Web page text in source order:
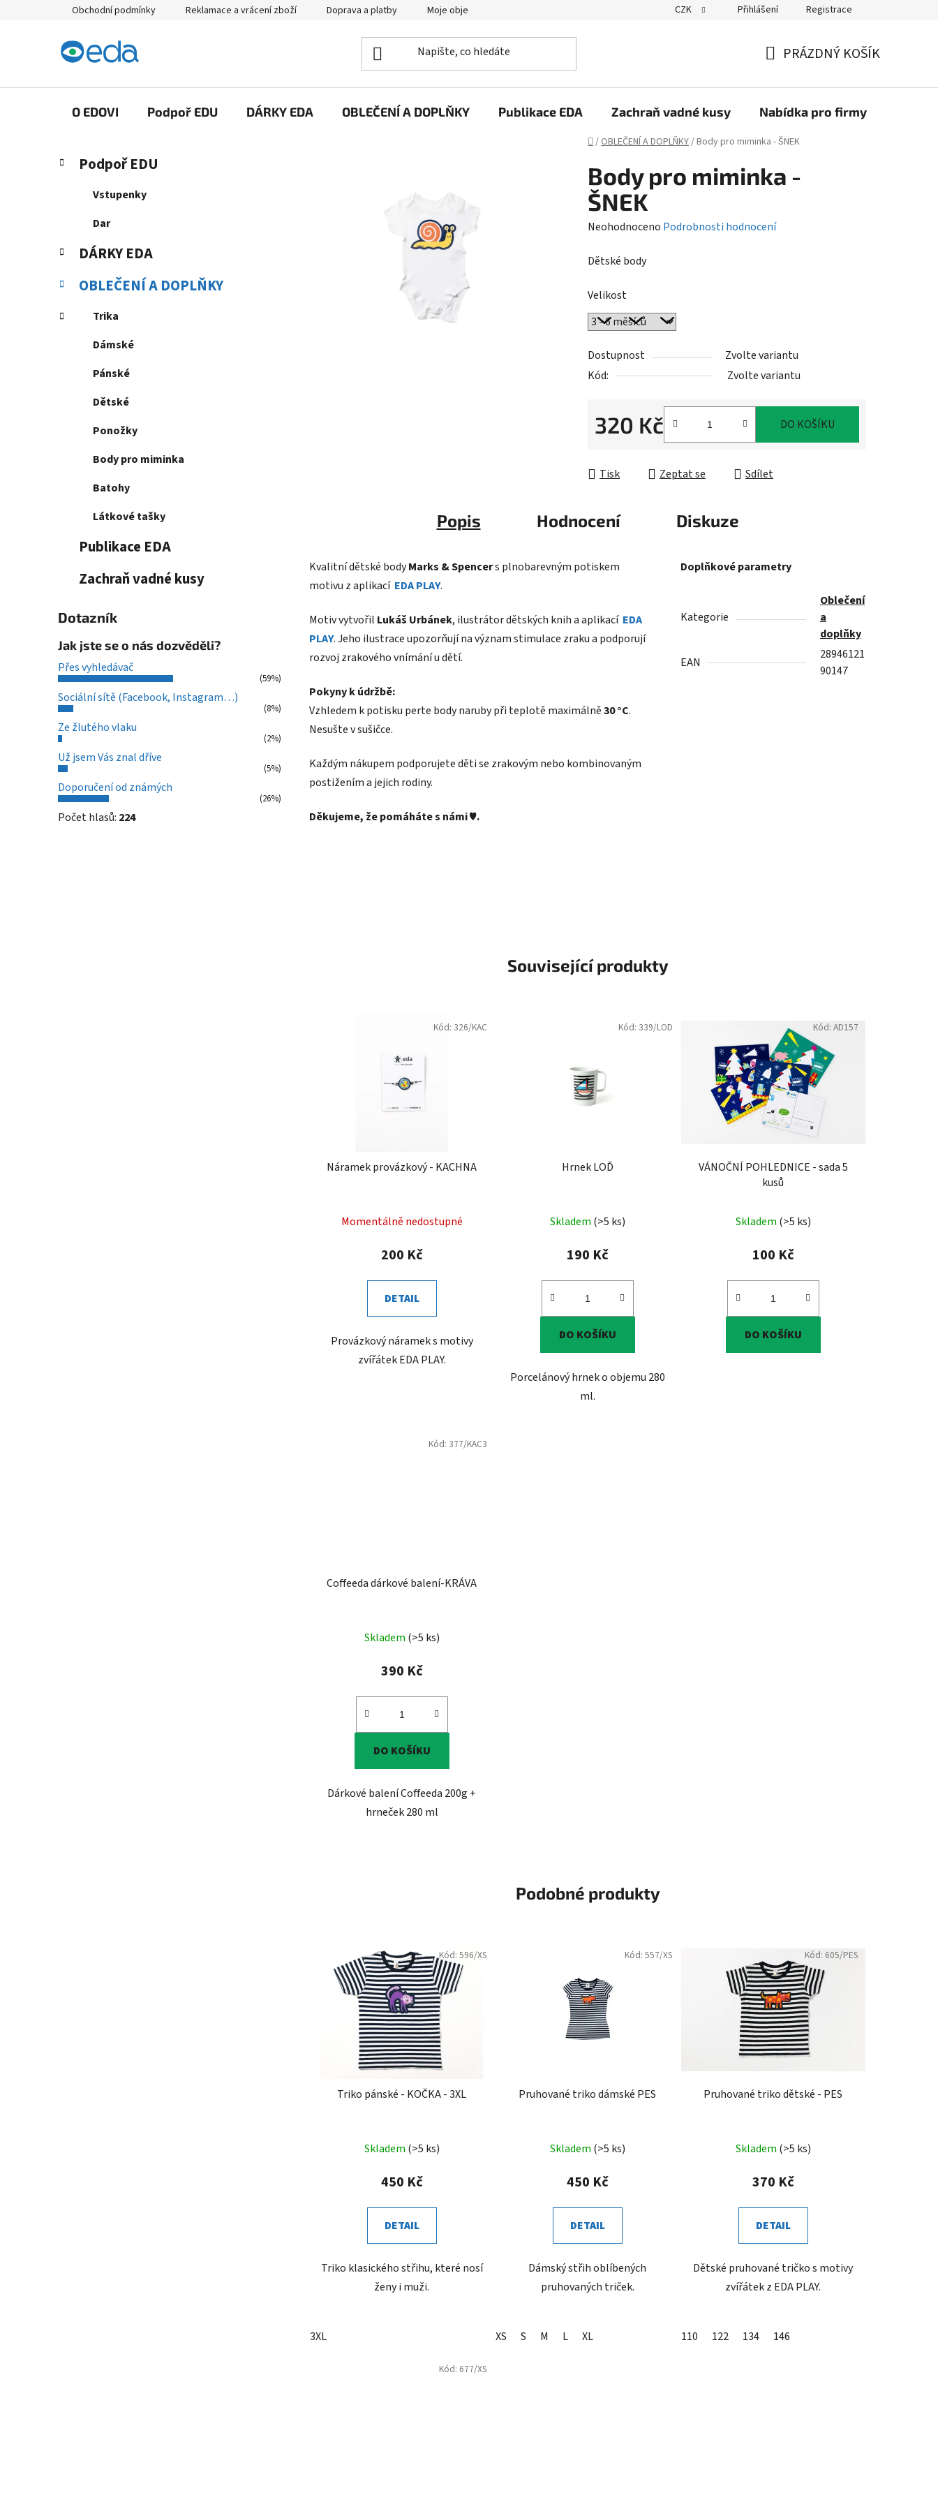
Obchodní podmínky Reklamace a vrácení zboží Doprava a platby Moje objednávka CZK Přihlášení Registrace
KOŠÍK
PRÁZDNÝ KOŠÍK
O EDOVI Podpoř EDU DÁRKY EDA OBLEČENÍ A DOPLŇKY Publikace EDA Zachraň vadné kusy Nabídka pro firmy
Domů
/OBLEČENÍ A DOPLŇKY/Body pro miminka - ŠNEK
P
a
n
p
Přeskočit
kategorie
K
a
r
e
Podpoř EDU
Vstupenky
Dar
DÁRKY EDA
OBLEČENÍ A DOPLŇKY
Trika
Dámské
Pánské
Dětské
Ponožky
Body pro miminka
Batohy
Látkové tašky
Publikace EDA
Zachraň vadné kusy
Dotazník
Jak jste se o nás dozvěděli?
Přes vyhledávač
(59%)
Sociální sítě (Facebook, Instagram…)
(8%)
Ze žlutého vlaku
(2%)
Už jsem Vás znal dříve
(5%)
Doporučení od známých
(26%)
Počet hlasů: 224
Body pro miminka -
ŠNEK
Průměrné
produktu
0,0
z
hvězdiček.
Neohodnoceno Podrobnosti hodnocení
Dětské body
Velikost
Dostupnost
Zvolte variantu
Kód:
Zvolte variantu
320 Kč DO KOŠÍKU
Tisk Zeptat se Sdílet
Popis Hodnocení Diskuze
Kvalitní dětské bodyMarks & Spencers plnobarevným potiskem
motivu z aplikací EDA PLAY.
Motiv vytvořil Lukáš Urbánek, ilustrátor dětských knih a aplikací EDA
PLAY. Jeho ilustrace upozorňují na význam stimulace zraku a podporují
rozvoj zrakového vnímání u dětí.
Pokyny k údržbě:
Vzhledem k potisku perte body naruby při teplotě maximálně30 °C.
Nesušte v sušičce.
Každým nákupem podporujete děti se zrakovým nebo kombinovaným
postižením a jejich rodiny.
Děkujeme, že pomáháte s námi♥.
Doplňkové parametry
Kategorie
Oblečení
a
doplňky
EAN
28946121
90147
Související produkty
Náramek provázkový - KACHNA
Momentálně nedostupné
200 Kč
DETAIL
Provázkový náramek s motivy
zvířátek EDA PLAY.
Kód: 326/KAC
Hrnek LOĎ
Skladem (>5 ks)
190 Kč
DO KOŠÍKU
Porcelánový hrnek o objemu 280
ml.
Kód: 339/LOD
VÁNOČNÍ POHLEDNICE - sada 5
kusů
Skladem (>5 ks)
100 Kč
DO KOŠÍKU
Kód: AD157
Coffeeda dárkové balení-KRÁVA
Skladem (>5 ks)
390 Kč
DO KOŠÍKU
Dárkové balení Coffeeda 200g +
hrneček 280 ml
Kód: 377/KAC3
Podobné produkty
Triko pánské - KOČKA - 3XL
Skladem (>5 ks)
450 Kč
DETAIL
Triko klasického střihu, které nosí
ženy i muži.
3XL
Kód: 596/XS
Pruhované triko dámské PES
Skladem (>5 ks)
450 Kč
DETAIL
Dámský střih oblíbených
pruhovaných triček.
XS S M L XL
Kód: 557/XS
Pruhované triko dětské - PES
Skladem (>5 ks)
370 Kč
DETAIL
Dětské pruhované tričko s motivy
zvířátek z EDA PLAY.
110 122 134 146
Kód: 605/PES
Kód: 677/XS